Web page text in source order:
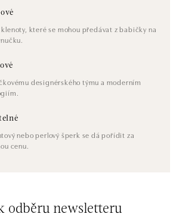
klenoty, které se mohou předávat z babičky na
designérského týmu a moderním
nebo perlový šperk se dá pořídit za
cenu.
odběru newsletteru